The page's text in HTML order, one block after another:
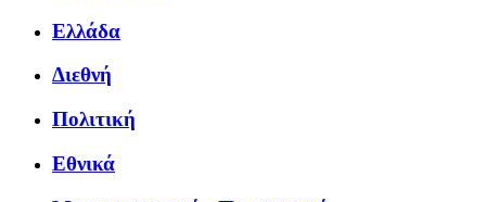
Ελλάδα
Διεθνή
Πολιτική
Εθνικά